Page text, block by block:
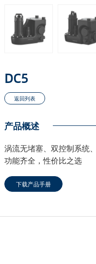
DC5
产品概述
涡流无堵塞、双控制系统
功能齐全，性价比之选
下载产品手册